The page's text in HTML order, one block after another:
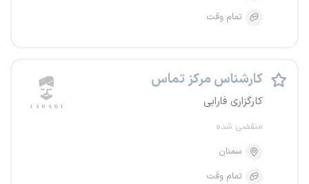
تمام وقت
کارشناس مرکز تماس
کارگزاری فارابی
منقضی شده
سمنان
تمام وقت